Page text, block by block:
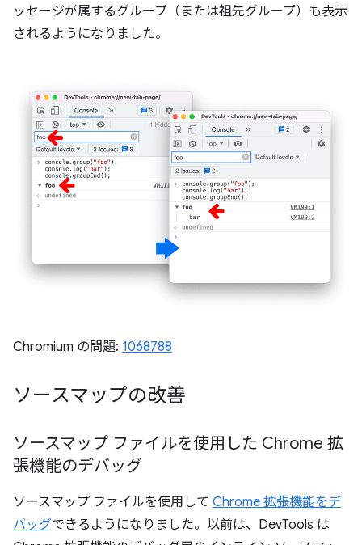
ッセージが属するグループ（または祖先グループ）も表示
されるようになりました。
Chromium の問題: 1068788
ソースマップの改善
ソースマップ ファイルを使用した Chrome 拡
張機能のデバッグ
ソースマップ ファイルを使用して Chrome 拡張機能をデ
バッグできるようになりました。以前は、DevTools は